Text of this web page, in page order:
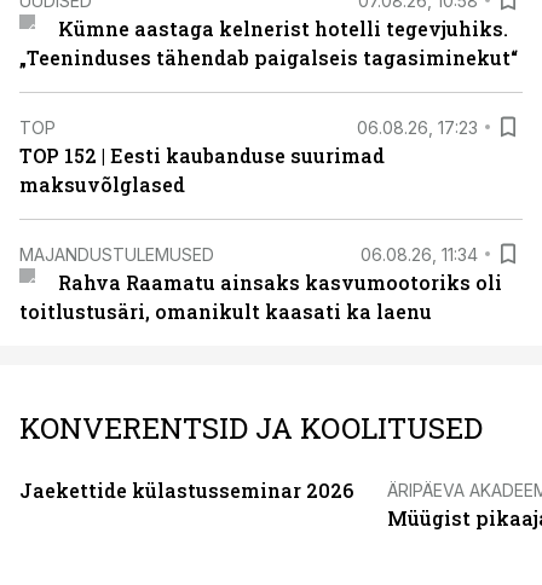
Kümne aastaga kelnerist hotelli tegevjuhiks.
„Teeninduses tähendab paigalseis tagasiminekut“
TOP 06.08.26, 17:23
TOP 152 | Eesti kaubanduse suurimad
maksuvõlglased
MAJANDUSTULEMUSED 06.08.26, 11:34
Rahva Raamatu ainsaks kasvumootoriks oli
toitlustusäri, omanikult kaasati ka laenu
KONVERENTSID JA KOOLITUSED
Jaekettide külastusseminar 2026 ÄRIPÄEVA
Müügist